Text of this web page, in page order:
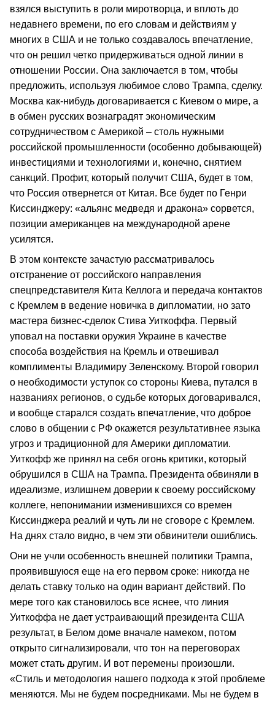
взялся выступить в роли миротворца, и вплоть до
недавнего времени, по его словам и действиям у
многих в США и не только создавалось впечатление,
что он решил четко придерживаться одной линии в
отношении России. Она заключается в том, чтобы
предложить, используя любимое слово Трампа, сделку.
Москва как-нибудь договаривается с Киевом о мире, а
в обмен русских вознаградят экономическим
сотрудничеством с Америкой – столь нужными
российской промышленности (особенно добывающей)
инвестициями и технологиями и, конечно, снятием
санкций. Профит, который получит США, будет в том,
что Россия отвернется от Китая. Все будет по Генри
Киссинджеру: «альянс медведя и дракона» сорвется,
позиции американцев на международной арене
усилятся.
В этом контексте зачастую рассматривалось
отстранение от российского направления
спецпредставителя Кита Келлога и передача контактов
с Кремлем в ведение новичка в дипломатии, но зато
мастера бизнес-сделок Стива Уиткоффа. Первый
уповал на поставки оружия Украине в качестве
способа воздействия на Кремль и отвешивал
комплименты Владимиру Зеленскому. Второй говорил
о необходимости уступок со стороны Киева, путался в
названиях регионов, о судьбе которых договаривался,
и вообще старался создать впечатление, что доброе
слово в общении с РФ окажется результативнее языка
угроз и традиционной для Америки дипломатии.
Уиткофф же принял на себя огонь критики, который
обрушился в США на Трампа. Президента обвиняли в
идеализме, излишнем доверии к своему российскому
коллеге, непонимании изменившихся со времен
Киссинджера реалий и чуть ли не сговоре с Кремлем.
На днях стало видно, в чем эти обвинители ошиблись.
Они не учли особенность внешней политики Трампа,
проявившуюся еще на его первом сроке: никогда не
делать ставку только на один вариант действий. По
мере того как становилось все яснее, что линия
Уиткоффа не дает устраивающий президента США
результат, в Белом доме вначале намеком, потом
открыто сигнализировали, что тон на переговорах
может стать другим. И вот перемены произошли.
«Стиль и методология нашего подхода к этой проблеме
меняются. Мы не будем посредниками. Мы не будем в